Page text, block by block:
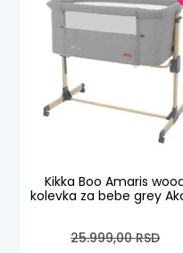
Kikka Boo Amaris
kolevka za bebe grey
25.999,00RSD